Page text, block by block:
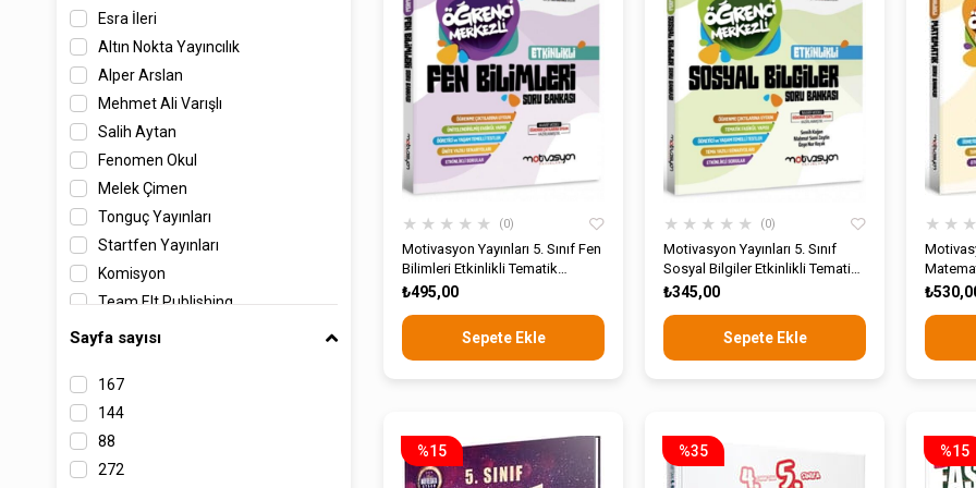
Dinamo Yayınları
Dizgi Kitap Yayınları
Editör Yayınları
Efx Akademi Yayınları
Eker Test Yayınları
Faydalı Notlar Yayınları
Fenomen Okul Yayınları
Günay Yayınları
Hız Yayınları
Hiper Zeka
IQ Yayınları
İlk Önce Yayınları
İşleyen Zeka Yayınları
Kafa Dengi Yayınları
Karekök Yayınları
Kurmay ELT
Esra İleri
Altın Nokta Yayıncılık
Alper Arslan
Mehmet Ali Varışlı
Salih Aytan
Fenomen Okul
Melek Çimen
Tonguç Yayınları
Startfen Yayınları
Komisyon
Team Elt Publishing
Sercan Koçak
Editör Yayıncılık
İlay Aybala Yıldırım
Yağmur Toka Çilenk
Alan Yayınları
Sayfa sayısı
167
144
88
272
★ ★ ★ ★ ★ 0
Motivasyon Yayınları 5. Sınıf Fen
Bilimleri Etkinlikli Tematik
Fasikül Soru Bankası
₺495,00
Sepete Ekle
★ ★ ★ ★ ★ 0
Motivasyon Yayınları 5. Sınıf
Sosyal Bilgiler Etkinlikli Tematik
Fasikül Soru Bankası
₺345,00
Sepete Ekle
★ ★ ★
Fasikül
%15 %35 %15